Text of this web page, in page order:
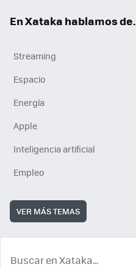
En Xataka hablamos
Streaming
Espacio
Energía
Apple
Inteligencia artificial
Empleo
VER MÁS TEMAS